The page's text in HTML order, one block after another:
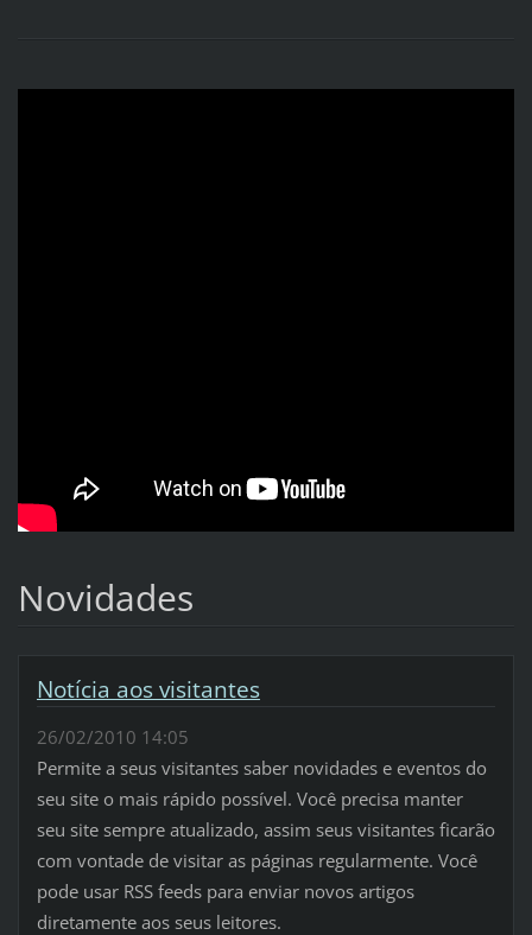
Novidades
Notícia aos visitantes
26/02/2010 14:05
Permite a seus visitantes saber novidades e eventos do
seu site o mais rápido possível. Você precisa manter
seu site sempre atualizado, assim seus visitantes ficarão
com vontade de visitar as páginas regularmente. Você
pode usar RSS feeds para enviar novos artigos
diretamente aos seus leitores.